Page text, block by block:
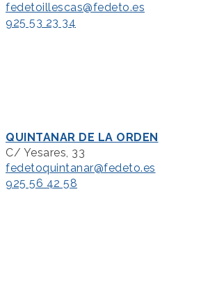
fedetoillescas@fedeto.es
925 53 23 34
QUINTANAR DE LA ORDEN
C/ Yesares, 33
fedetoquintanar@fedeto.es
925 56 42 58